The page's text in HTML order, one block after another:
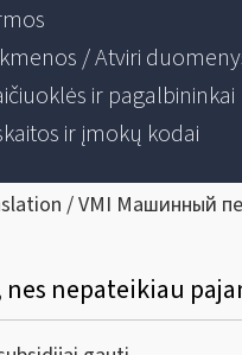
/ Atviri
ir pagalbininkai
ir įmokų kodai
/ VMI Машинный